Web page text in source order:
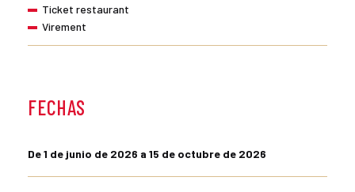
Ticket restaurant
Virement
FECHAS
De 1 de junio de 2026 a 15 de octubre de 2026